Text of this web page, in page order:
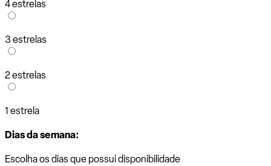
4 estrelas
3 estrelas
2 estrelas
1 estrela
Dias da semana:
Escolha os dias que possui disponibilidade